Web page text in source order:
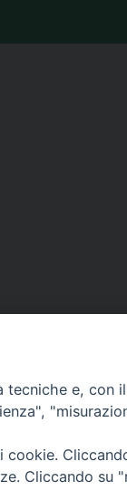
e, con
Cliccando